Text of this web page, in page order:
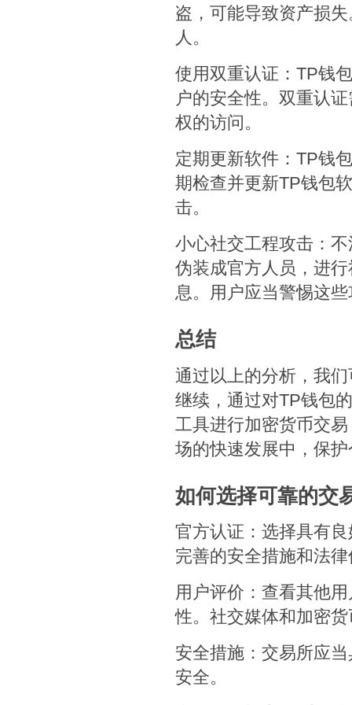
盗，可能导致资产损
人。
使用双重认证：TP钱
户的安全性。双重认
权的访问。
定期更新软件：TP钱
期检查并更新TP钱包
击。
小心社交工程攻击：
伪装成官方人员，进
息。用户应当警惕这
总结
通过以上的分析，我
继续，通过对TP钱包
工具进行加密货币交
场的快速发展中，保
如何选择可靠的交
官方认证：选择具有
完善的安全措施和法
用户评价：查看其他
性。社交媒体和加密
安全措施：交易所应
安全。